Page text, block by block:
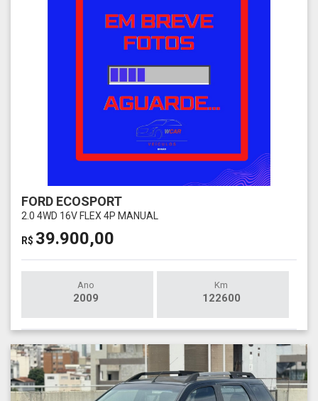
FORD ECOSPORT
2.0 4WD 16V FLEX 4P MANUAL
R$ 39.900,00
Ano
2009
Km
122600